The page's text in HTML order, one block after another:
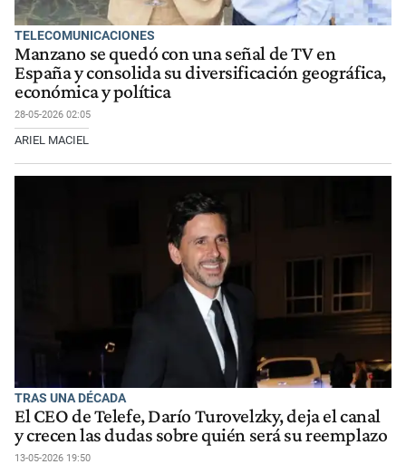
TELECOMUNICACIONES
Manzano se quedó con una señal de TV en
España y consolida su diversificación geográfica,
económica y política
28-05-2026 02:05
ARIEL MACIEL
TRAS UNA DÉCADA
El CEO de Telefe, Darío Turovelzky, deja el canal
y crecen las dudas sobre quién será su reemplazo
13-05-2026 19:50